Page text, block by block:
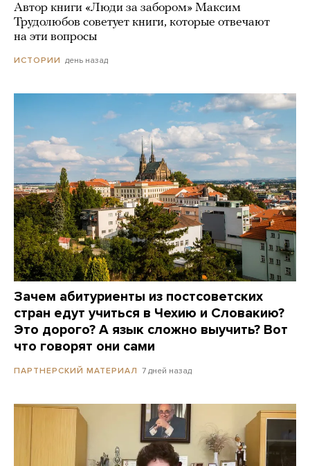
Автор книги «Люди за забором» Максим
Трудолюбов советует книги, которые отвечают
на эти вопросы
ИСТОРИИ день назад
Зачем абитуриенты из постсоветских
стран едут учиться в Чехию и Словакию?
Это дорого? А язык сложно выучить? Вот
что говорят они сами
ПАРТНЕРСКИЙ МАТЕРИАЛ 7 дней назад